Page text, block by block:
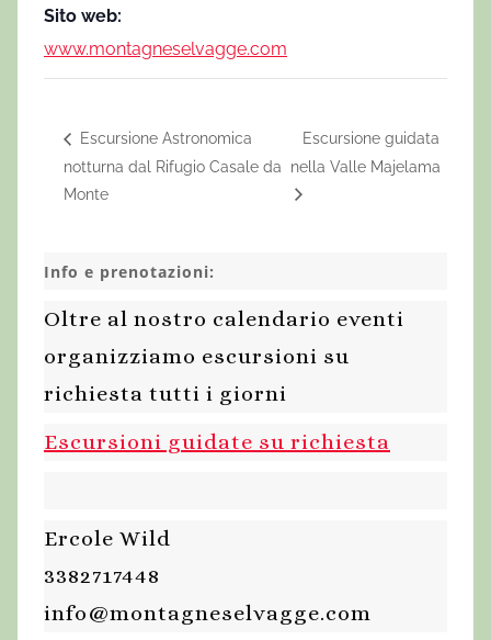
Sito web:
www.montagneselvagge.com
Escursione Astronomica
notturna dal Rifugio Casale da
Monte
Escursione guidata
nella Valle Majelama
Info e prenotazioni:
Oltre al nostro calendario eventi
organizziamo escursioni su
richiesta tutti i giorni
Escursioni guidate su richiesta
Ercole Wild
3382717448
info@montagneselvagge.com